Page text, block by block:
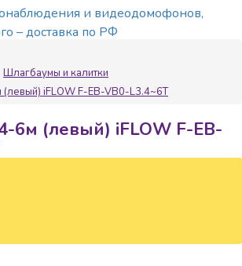
Шлагбаумы и калитки
iFLOW F-EB-VB0-L3.4~6T
6м (левый) iFLOW F-EB-